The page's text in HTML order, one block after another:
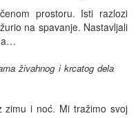
prostoru. Isti razlozi
na spavanje. Nastavljali
živahnog i krcatog dela
zimu i noć. Mi tražimo svoj